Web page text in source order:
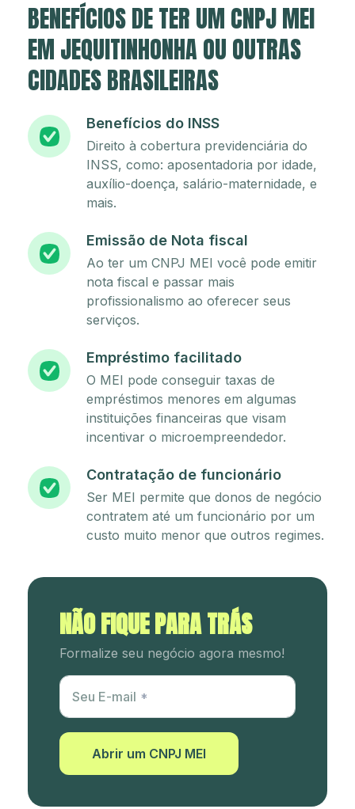
BENEFÍCIOS DE TER UM CNPJ MEI
EM JEQUITINHONHA OU OUTRAS
CIDADES BRASILEIRAS
Benefícios do INSS
Direito à cobertura previdenciária do
INSS, como: aposentadoria por idade,
auxílio-doença, salário-maternidade, e
mais.
Emissão de Nota fiscal
Ao ter um CNPJ MEI você pode emitir
nota fiscal e passar mais
profissionalismo ao oferecer seus
serviços.
Empréstimo facilitado
O MEI pode conseguir taxas de
empréstimos menores em algumas
instituições financeiras que visam
incentivar o microempreendedor.
Contratação de funcionário
Ser MEI permite que donos de negócio
contratem até um funcionário por um
custo muito menor que outros regimes.
NÃO FIQUE PARA TRÁS
Formalize seu negócio agora mesmo!
Utm Content
Seu E-mail
Abrir um CNPJ MEI